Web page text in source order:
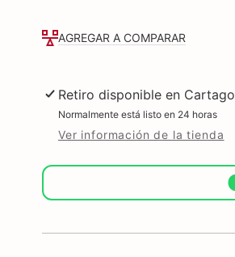
KG
(7MWET4027HW)
KG
(7MWET4027HW)
AGREGAR A COMPARAR
Retiro disponible en Cartago
Normalmente está listo en 24 horas
Ver información de la tienda